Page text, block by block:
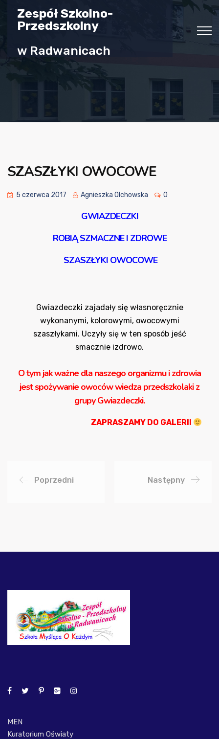
Zespół Szkolno-
Przedszkolny
w Radwanicach
SZASZŁYKI OWOCOWE
5 czerwca 2017 Agnieszka Olchowska 0
GWIAZDECZKI
ROBIĄ SZMACZNE I ZDROWE
SZASZŁYKI OWOCOWE
Gwiazdeczki zajadały się własnoręcznie
wykonanymi, kolorowymi, owocowymi
szaszłykami. Uczyły się w ten sposób jeść
smacznie izdrowo.
O tym jak ważne dla naszego organizmu i zdrowia
jest spożywanie owoców wiedza przedszkolaki z
grupy Gwiazdeczki.
ZAPRASZAMY DO GALERII
Poprzedni Następny
MEN
Kuratorium Oświaty